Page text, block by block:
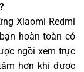
Xiaomi Redmi
hoàn toàn có
ngồi xem trực
hơn khi được